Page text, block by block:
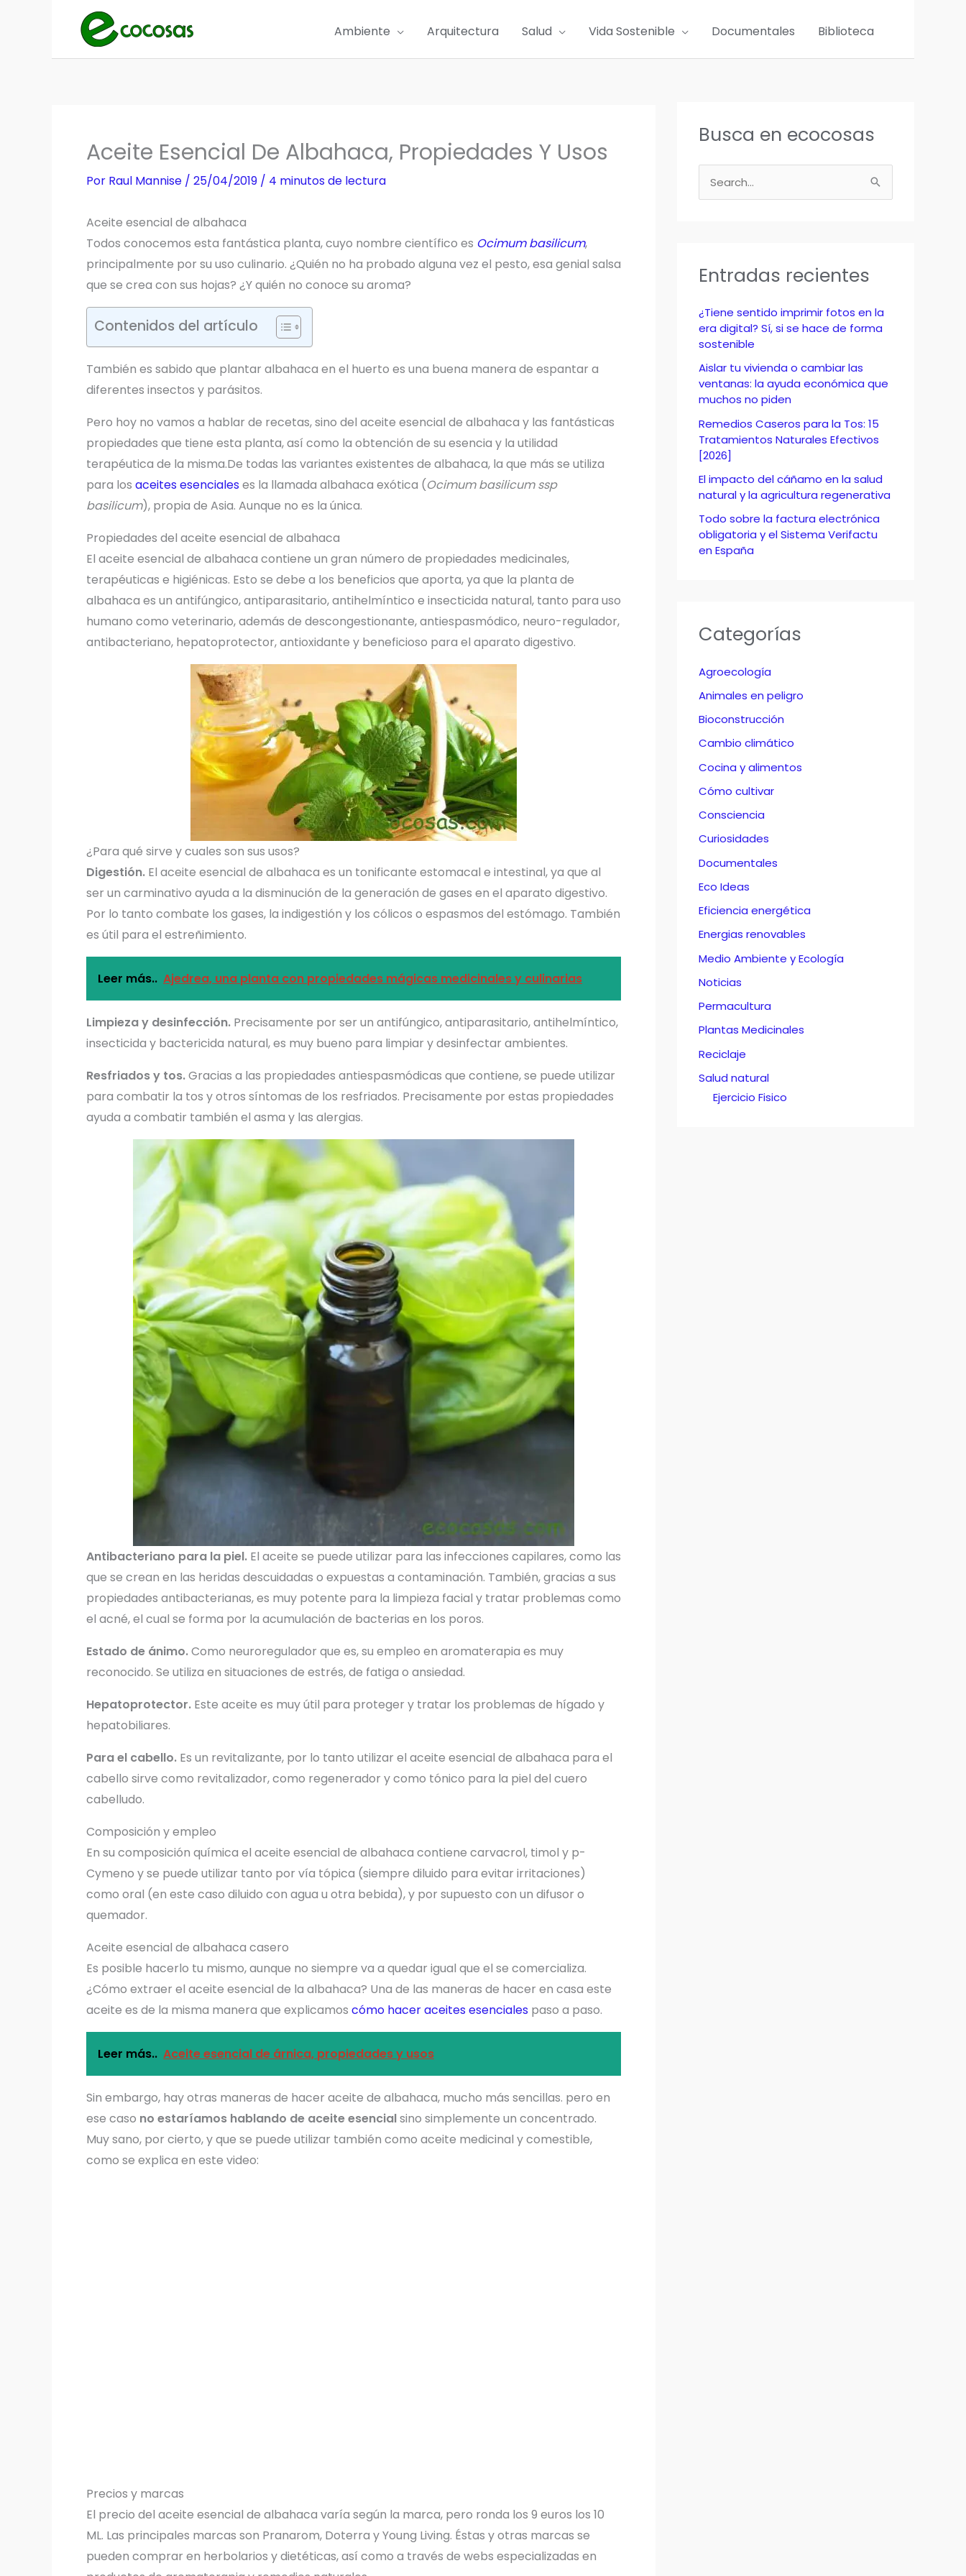
Ambiente Arquitectura Salud Vida Sostenible Documentales Biblioteca
Aceite Esencial De Albahaca, Propiedades Y Usos
Por Raul Mannise / 25/04/2019 / 4 minutos de lectura
Aceite esencial de albahaca
Todos conocemos esta fantástica planta, cuyo nombre científico es Ocimum basilicum,
principalmente por su uso culinario. ¿Quién no ha probado alguna vez el pesto, esa genial salsa
que se crea con sus hojas? ¿Y quién no conoce su aroma?
Contenidos del artículo
También es sabido que plantar albahaca en el huerto es una buena manera de espantar a
diferentes insectos y parásitos.
Pero hoy no vamos a hablar de recetas, sino del aceite esencial de albahaca y las fantásticas
propiedades que tiene esta planta, así como la obtención de su esencia y la utilidad
terapéutica de la misma.De todas las variantes existentes de albahaca, la que más se utiliza
para los aceites esencialeses la llamada albahaca exótica (Ocimum basilicum ssp
basilicum), propia de Asia. Aunque no es la única.
Propiedades del aceite esencial de albahaca
El aceite esencial de albahaca contiene un gran número de propiedades medicinales,
terapéuticas e higiénicas. Esto se debe a los beneficios que aporta, ya que la planta de
albahaca es un antifúngico, antiparasitario, antihelmíntico e insecticida natural, tanto para uso
humano como veterinario, además de descongestionante, antiespasmódico, neuro-regulador,
antibacteriano, hepatoprotector, antioxidante y beneficioso para el aparato digestivo.
¿Para qué sirve y cuales son sus usos?
Digestión. El aceite esencial de albahaca es un tonificante estomacal e intestinal, ya que al
ser un carminativo ayuda a la disminución de la generación de gases en el aparato digestivo.
Por lo tanto combate los gases, la indigestión y los cólicos o espasmos del estómago. También
es útil para el estreñimiento.
Leer más.. Ajedrea, una planta con propiedades mágicas medicinales y culinarias
Limpieza y desinfección. Precisamente por ser un antifúngico, antiparasitario, antihelmíntico,
insecticida y bactericida natural, es muy bueno para limpiar y desinfectar ambientes.
Resfriados y tos.Gracias a las propiedades antiespasmódicas que contiene, se puede utilizar
para combatir la tos y otros síntomas de los resfriados. Precisamente por estas propiedades
ayuda a combatir también el asma y las alergias.
Antibacteriano para la piel. El aceite se puede utilizar para las infecciones capilares, como las
que se crean en las heridas descuidadas o expuestas a contaminación. También, gracias a sus
propiedades antibacterianas, es muy potente para la limpieza facial y tratar problemas como
el acné, el cual se forma por la acumulación de bacterias en los poros.
Estado de ánimo.Como neuroregulador que es, su empleo en aromaterapia es muy
reconocido. Se utiliza en situaciones de estrés, de fatiga o ansiedad.
Hepatoprotector. Este aceite es muy útil para proteger y tratar los problemas de hígado y
hepatobiliares.
Para el cabello. Es un revitalizante, por lo tanto utilizar el aceite esencial de albahaca para el
cabello sirve como revitalizador, como regenerador y como tónico para la piel del cuero
cabelludo.
Composición y empleo
En su composición química el aceite esencial de albahaca contiene carvacrol, timol y p-
Cymeno y se puede utilizar tanto por vía tópica (siempre diluido para evitar irritaciones)
como oral (en este caso diluido con agua u otra bebida), y por supuesto con un difusor o
quemador.
Aceite esencial de albahaca casero
Es posible hacerlo tu mismo, aunque no siempre va a quedar igual que el se comercializa.
¿Cómo extraer el aceite esencial de la albahaca? Una de las maneras de hacer en casa este
aceite es de la misma manera que explicamos cómo hacer aceites esenciales paso a paso.
Leer más.. Aceite esencial de árnica, propiedades y usos
Sin embargo, hay otras maneras de hacer aceite de albahaca, mucho más sencillas. pero en
ese caso no estaríamos hablando de aceite esencialsino simplemente un concentrado.
Muy sano, por cierto, y que se puede utilizar también como aceite medicinal y comestible,
como se explica en este video:
Precios y marcas
El precio del aceite esencial de albahaca varía según la marca, pero ronda los 9 euros los 10
ML. Las principales marcas son Pranarom, Doterra y Young Living. Éstas y otras marcas se
pueden comprar en herbolarios y dietéticas, así como a través de webs especializadas en
Busca en ecocosas
u
r
o
r
:
Entradas recientes
¿Tiene sentido imprimir fotos en la
era digital? Sí, si se hace de forma
sostenible
Aislar tu vivienda o cambiar las
ventanas: la ayuda económica que
muchos no piden
Remedios Caseros para la Tos: 15
Tratamientos Naturales Efectivos
[2026]
El impacto del cáñamo en la salud
natural y la agricultura regenerativa
Todo sobre la factura electrónica
obligatoria y el Sistema Verifactu
en España
Categorías
Agroecología
Animales en peligro
Bioconstrucción
Cambio climático
Cocina y alimentos
Cómo cultivar
Consciencia
Curiosidades
Documentales
Eco Ideas
Eficiencia energética
Energias renovables
Medio Ambiente y Ecología
Noticias
Permacultura
Plantas Medicinales
Reciclaje
Salud natural
Ejercicio Fisico